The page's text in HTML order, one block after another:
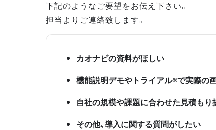
下記のようなご要望をお伝え下さい。
担当よりご連絡致します。
カオナビの資料がほしい
機能説明デモやトライアル※で実際の
自社の規模や課題に合わせた見積もり
その他、導入に関する質問がしたい